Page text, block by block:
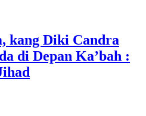
kang Diki Candra
di Depan Ka’bah :